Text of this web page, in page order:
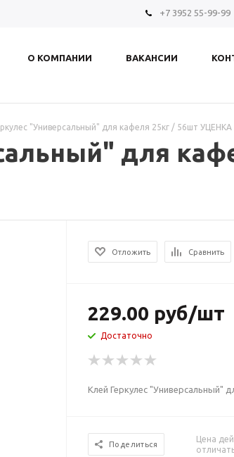
+7 3952 55-99-99
О КОМПАНИИ ВАКАНСИИ
"Универсальный" для кафеля 25кг / 56шт УЦЕНКА
для
Отложить Сравнить
229.00 руб/шт
Достаточно
Клей Геркулес "Универсальный"
Поделиться
Цена